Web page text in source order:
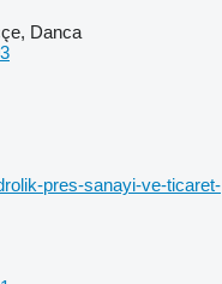
Danca
pres-sanayi-ve-ticaret-